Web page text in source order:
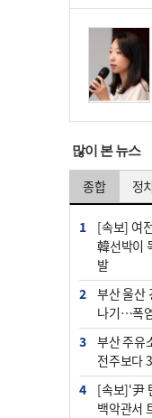
많이 본 뉴스
종합 정치
1
[속보] 여
韓선박이
발
2
부산 울산
나기…폭
3
부산 주유
전주보다
4
[속보]‘尹
백악관서